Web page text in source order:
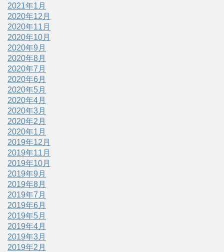
2021年1月
2020年12月
2020年11月
2020年10月
2020年9月
2020年8月
2020年7月
2020年6月
2020年5月
2020年4月
2020年3月
2020年2月
2020年1月
2019年12月
2019年11月
2019年10月
2019年9月
2019年8月
2019年7月
2019年6月
2019年5月
2019年4月
2019年3月
2019年2月